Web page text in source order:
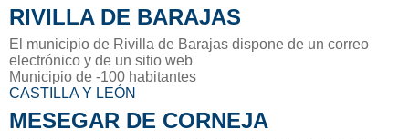
RIVILLA DE BARAJAS
El municipio de Rivilla de Barajas dispone de un correo
electrónico y de un sitio web
Municipio de -100 habitantes
CASTILLA Y LEÓN
MESEGAR DE CORNEJA